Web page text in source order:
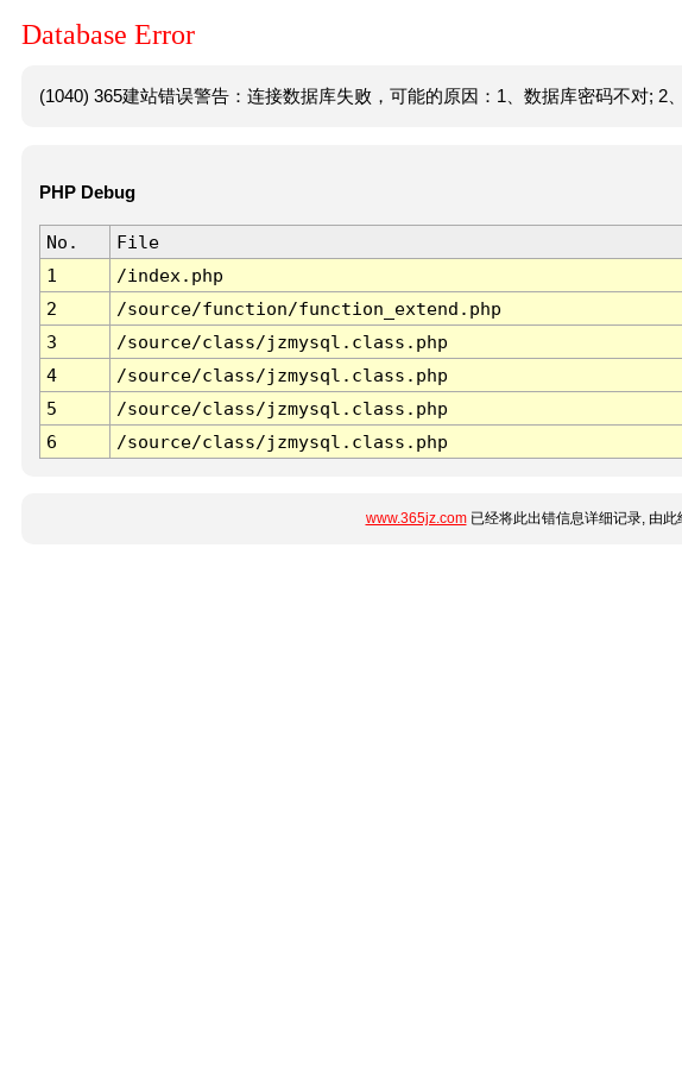
Database Error
(1040) 365建站错误警告：连接数据库失败，可能的原因：1、数据库密码不对; 2
PHP Debug
No. File
1
/index.php
2
/source/function/function_extend.php
3
/source/class/jzmysql.class.php
4
/source/class/jzmysql.class.php
5
/source/class/jzmysql.class.php
6
/source/class/jzmysql.class.php
www.365jz.com已经将此出错信息详细记录, 由